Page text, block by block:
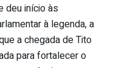
deu início às
à legenda, a
a chegada de Tito
para fortalecer o